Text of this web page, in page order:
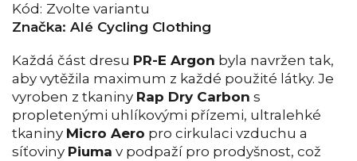
Kód: Zvolte variantu
Značka: Alé Cycling Clothing
Každá část dresu PR-E Argon byla navržen tak,
aby vytěžila maximum z každé použité látky. Je
vyroben z tkaniny Rap Dry Carbon s
propletenými uhlíkovými přízemi, ultralehké
tkaniny Micro Aero pro cirkulaci vzduchu a
síťoviny Piuma v podpaží pro prodyšnost, což